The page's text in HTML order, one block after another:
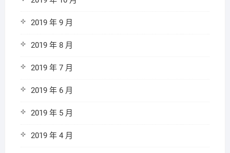
2019 年 9 月
2019 年 8 月
2019 年 7 月
2019 年 6 月
2019 年 5 月
2019 年 4 月